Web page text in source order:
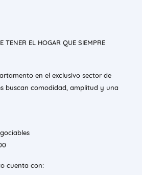
TENER EL HOGAR QUE SIEMPRE
en el exclusivo sector de
buscan comodidad, amplitud y una
cuenta con: